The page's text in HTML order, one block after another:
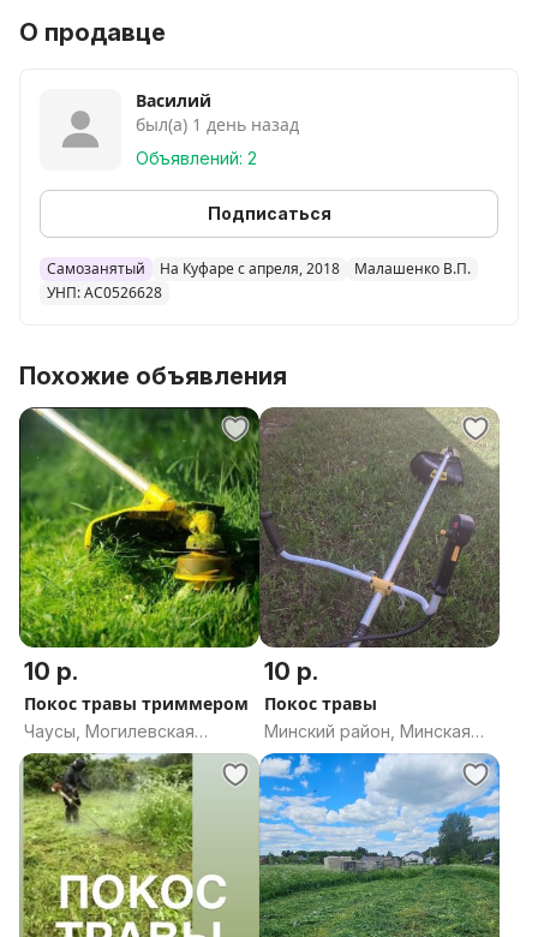
О продавце
Василий
был(а) 1 день назад
Объявлений: 2
Подписаться
Самозанятый На Куфаре с апреля, 2018
Малашенко В.П.
УНП: AC0526628
Похожие объявления
10 р.
Покос травы триммером
Чаусы, Могилевская
область
10 р.
Покос травы
Минский район, Минская
область